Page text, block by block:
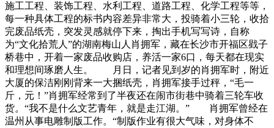
施工工程、装饰工程、水利工程、道路工程、化学工程等等，
每一种具体工程的标书内容差异非常大，投骑着小三轮，收拾
完废品纸壳，突发灵感就停下来，掏出手机写写诗，自称
为“文化拾荒人”的湖南梅山人肖拥军，藏在长沙市开福区戥子
桥巷中，开着一家废品收购店，养活一家6口，每天都在现实
和理想间琢磨人生。 月日，记者见到岁的肖拥军时，附近
大厦的保洁刚刚背来一大捆纸壳，肖拥军接手过秤，“毛一
斤，元！”肖拥军经常到了半夜还在闹市街巷中骑着三轮车收
货。“我不是什么文艺青年，就是走江湖。” 肖拥军曾经在
温州从事电雕制版工作。“制版作业有很大气味，对身体不